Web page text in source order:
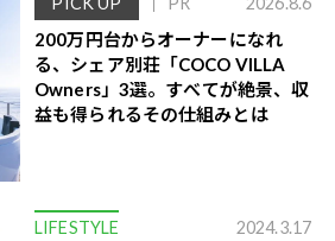
200万円台からオーナーになれ
る、シェア別荘「COCO VILLA
Owners」3選。すべてが絶景、収
益も得られるその仕組みとは
LIFESTYLE 2024.3.17